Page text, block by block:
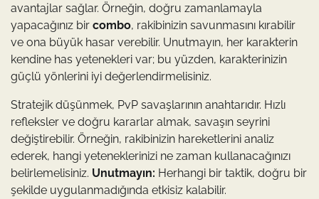
avantajlar sağlar. Örneğin, doğru zamanlamayla
yapacağınız bir combo, rakibinizin savunmasını kırabilir
ve ona büyük hasar verebilir. Unutmayın, her karakterin
kendine has yetenekleri var; bu yüzden, karakterinizin
güçlü yönlerini iyi değerlendirmelisiniz.
Stratejik düşünmek, PvP savaşlarının anahtarıdır. Hızlı
refleksler ve doğru kararlar almak, savaşın seyrini
değiştirebilir. Örneğin, rakibinizin hareketlerini analiz
ederek, hangi yeteneklerinizi ne zaman kullanacağınızı
belirlemelisiniz. Unutmayın: Herhangi bir taktik, doğru bir
şekilde uygulanmadığında etkisiz kalabilir.